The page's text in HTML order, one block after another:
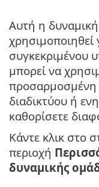
Αυτή η
χρησιμοποιηθεί
συγκεκριμένου
μπορεί να
προσαρμοσμένη
διαδικτύου ή
καθορίσετε
Κάντε κλικ στο
περιοχή
δυναμικής